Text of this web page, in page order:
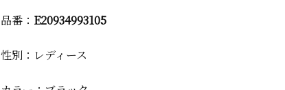
品番： E20934993105
性別：レディース